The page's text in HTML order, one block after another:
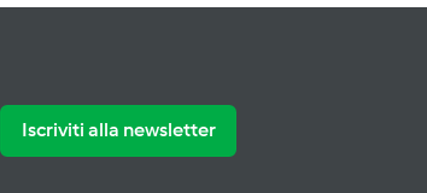
Iscriviti alla newsletter